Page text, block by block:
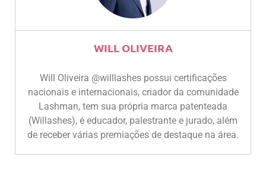
WILL OLIVEIRA
Will Oliveira @willlashes possui certificações
nacionais e internacionais, criador da comunidade
Lashman, tem sua própria marca patenteada
(Willashes), é educador, palestrante e jurado, além
de receber várias premiações de destaque na área.